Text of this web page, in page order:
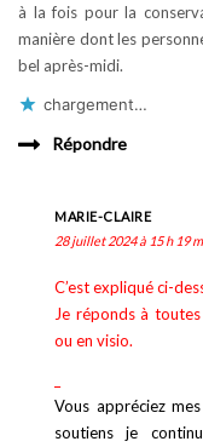
à la fois pour la
manière dont les
bel après-midi.
chargement…
Répondre
MARIE-CLAIRE
28 juillet 2024 à 15 h 19
C’est expliqué ci-
Je réponds à
ou en visio.
Vous appréciez
soutiens je